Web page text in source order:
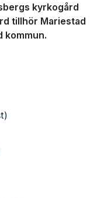
kyrkogård
tillhör Mariestad
kommun.